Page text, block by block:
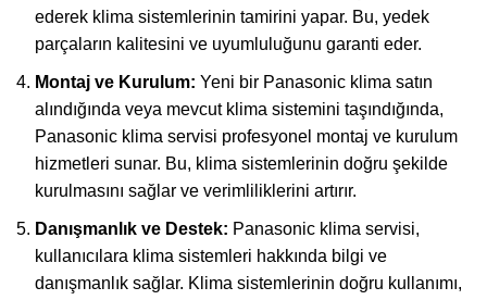
ederek klima sistemlerinin tamirini yapar. Bu, yedek
parçaların kalitesini ve uyumluluğunu garanti eder.
Montaj ve Kurulum: Yeni bir Panasonic klima satın
alındığında veya mevcut klima sistemini taşındığında,
Panasonic klima servisi profesyonel montaj ve kurulum
hizmetleri sunar. Bu, klima sistemlerinin doğru şekilde
kurulmasını sağlar ve verimliliklerini artırır.
Danışmanlık ve Destek: Panasonic klima servisi,
kullanıcılara klima sistemleri hakkında bilgi ve
danışmanlık sağlar. Klima sistemlerinin doğru kullanımı,